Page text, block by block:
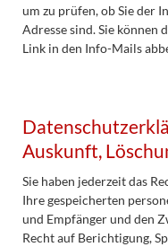
um zu prüfen, ob Sie der
Adresse sind. Sie können
Link in den Info-Mails
Auskunft,
Sie haben jederzeit das
Ihre gespeicherten
und Empfänger und den
Recht auf Berichtigung,